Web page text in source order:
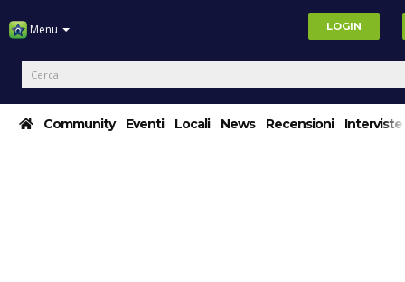
Menu LOGIN
Community Eventi Locali News Recensioni Interviste